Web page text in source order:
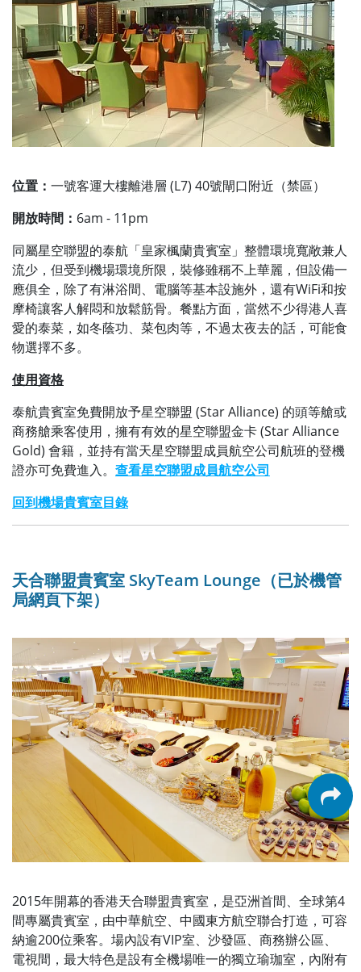
位置： 一號客運大樓離港層 (L7) 40號閘口附近（禁區）
開放時間： 6am - 11pm
同屬星空聯盟的泰航「皇家楓蘭貴賓室」整體環境寬敞兼人
流少，但受到機場環境所限，裝修雖稱不上華麗，但設備一
應俱全，除了有淋浴間、電腦等基本設施外，還有WiFi和按
摩椅讓客人解悶和放鬆筋骨。餐點方面，當然不少得港人喜
愛的泰菜，如冬蔭功、菜包肉等，不過太夜去的話，可能食
物選擇不多。
使用資格
泰航貴賓室免費開放予星空聯盟 (Star Alliance) 的頭等艙或
商務艙乘客使用，擁有有效的星空聯盟金卡 (Star Alliance
Gold) 會籍，並持有當天星空聯盟成員航空公司航班的登機
證亦可免費進入。 查看星空聯盟成員航空公司
回到機場貴賓室目錄
天合聯盟貴賓室 SkyTeam Lounge（已於機管
局網頁下架）
2015年開幕的香港天合聯盟貴賓室，是亞洲首間、全球第4
間專屬貴賓室，由中華航空、中國東方航空聯合打造，可容
納逾200位乘客。場內設有VIP室、沙發區、商務辦公區、
電視間，最大特色是設有全機場唯一的獨立瑜珈室，內附有